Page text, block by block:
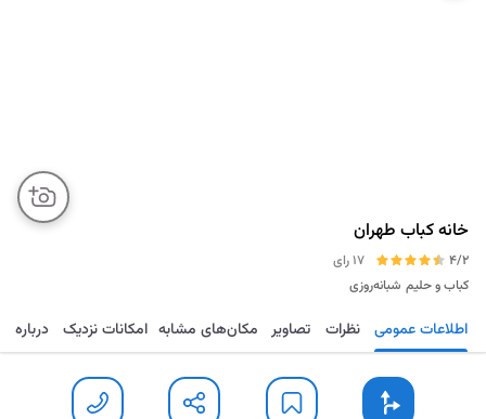
خانه کباب طهران
4/2
17 رای
کباب و حلیم شبانه‌روزی
مسیریابی ذخیره ارسال تماس اطلاعات عمومی نظرات تصاویر مکان‌های مشابه امکانات نزدیک درباره